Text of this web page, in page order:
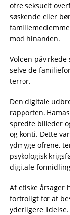
ofre seksuelt
søskende eller
mod hinanden.
Volden påvirkede
selve de
terror.
Den digitale
rapporten.
spredte billeder
og konti. Dette
ydmyge ofrene,
psykologisk
digitale
Af etiske årsager
fortroligt for at
yderligere lidelse.